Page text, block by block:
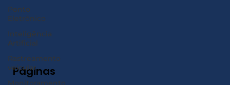
Ponto
Eletrônico
Inteligência
Artificial
Rastreamento
veicular
Monitoramento
Páginas